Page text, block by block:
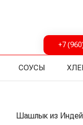
+7
СОУСЫ
Шашлык из